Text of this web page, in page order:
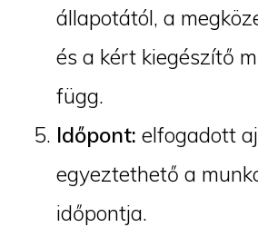
állapotától, a
és a kért kiegészítő
függ.
Időpont: elfogadott
egyeztethető a
időpontja.